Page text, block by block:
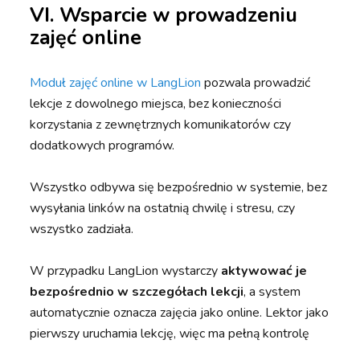
VI. Wsparcie w prowadzeniu
zajęć online
Moduł zajęć online w LangLion pozwala prowadzić
lekcje z dowolnego miejsca, bez konieczności
korzystania z zewnętrznych komunikatorów czy
dodatkowych programów.
Wszystko odbywa się bezpośrednio w systemie, bez
wysyłania linków na ostatnią chwilę i stresu, czy
wszystko zadziała.
W przypadku LangLion wystarczy aktywować je
bezpośrednio w szczegółach lekcji, a system
automatycznie oznacza zajęcia jako online. Lektor jako
pierwszy uruchamia lekcję, więc ma pełną kontrolę